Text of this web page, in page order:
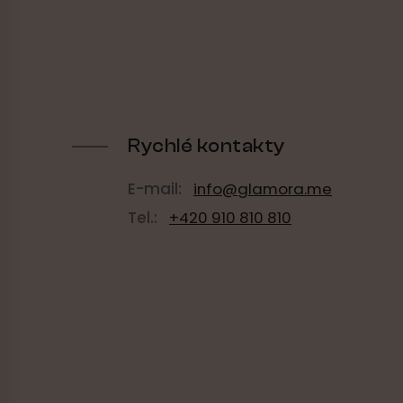
Rychlé kontakty
E-mail:
info@glamora.me
Tel.:
+420 910 810 810